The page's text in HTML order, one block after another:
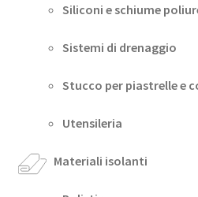
Siliconi e schiume
Sistemi di drenaggio
Stucco per piastrelle e
Utensileria
Materiali isolanti